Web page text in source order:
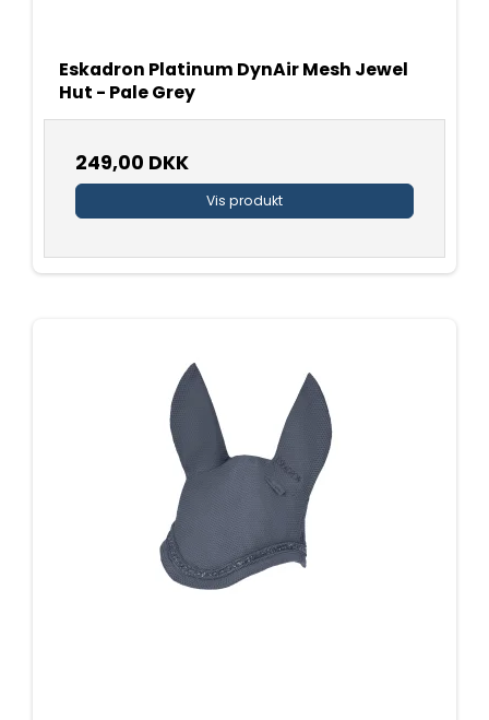
Eskadron Platinum DynAir Mesh Jewel
Hut - Pale Grey
249,00 DKK
Vis produkt